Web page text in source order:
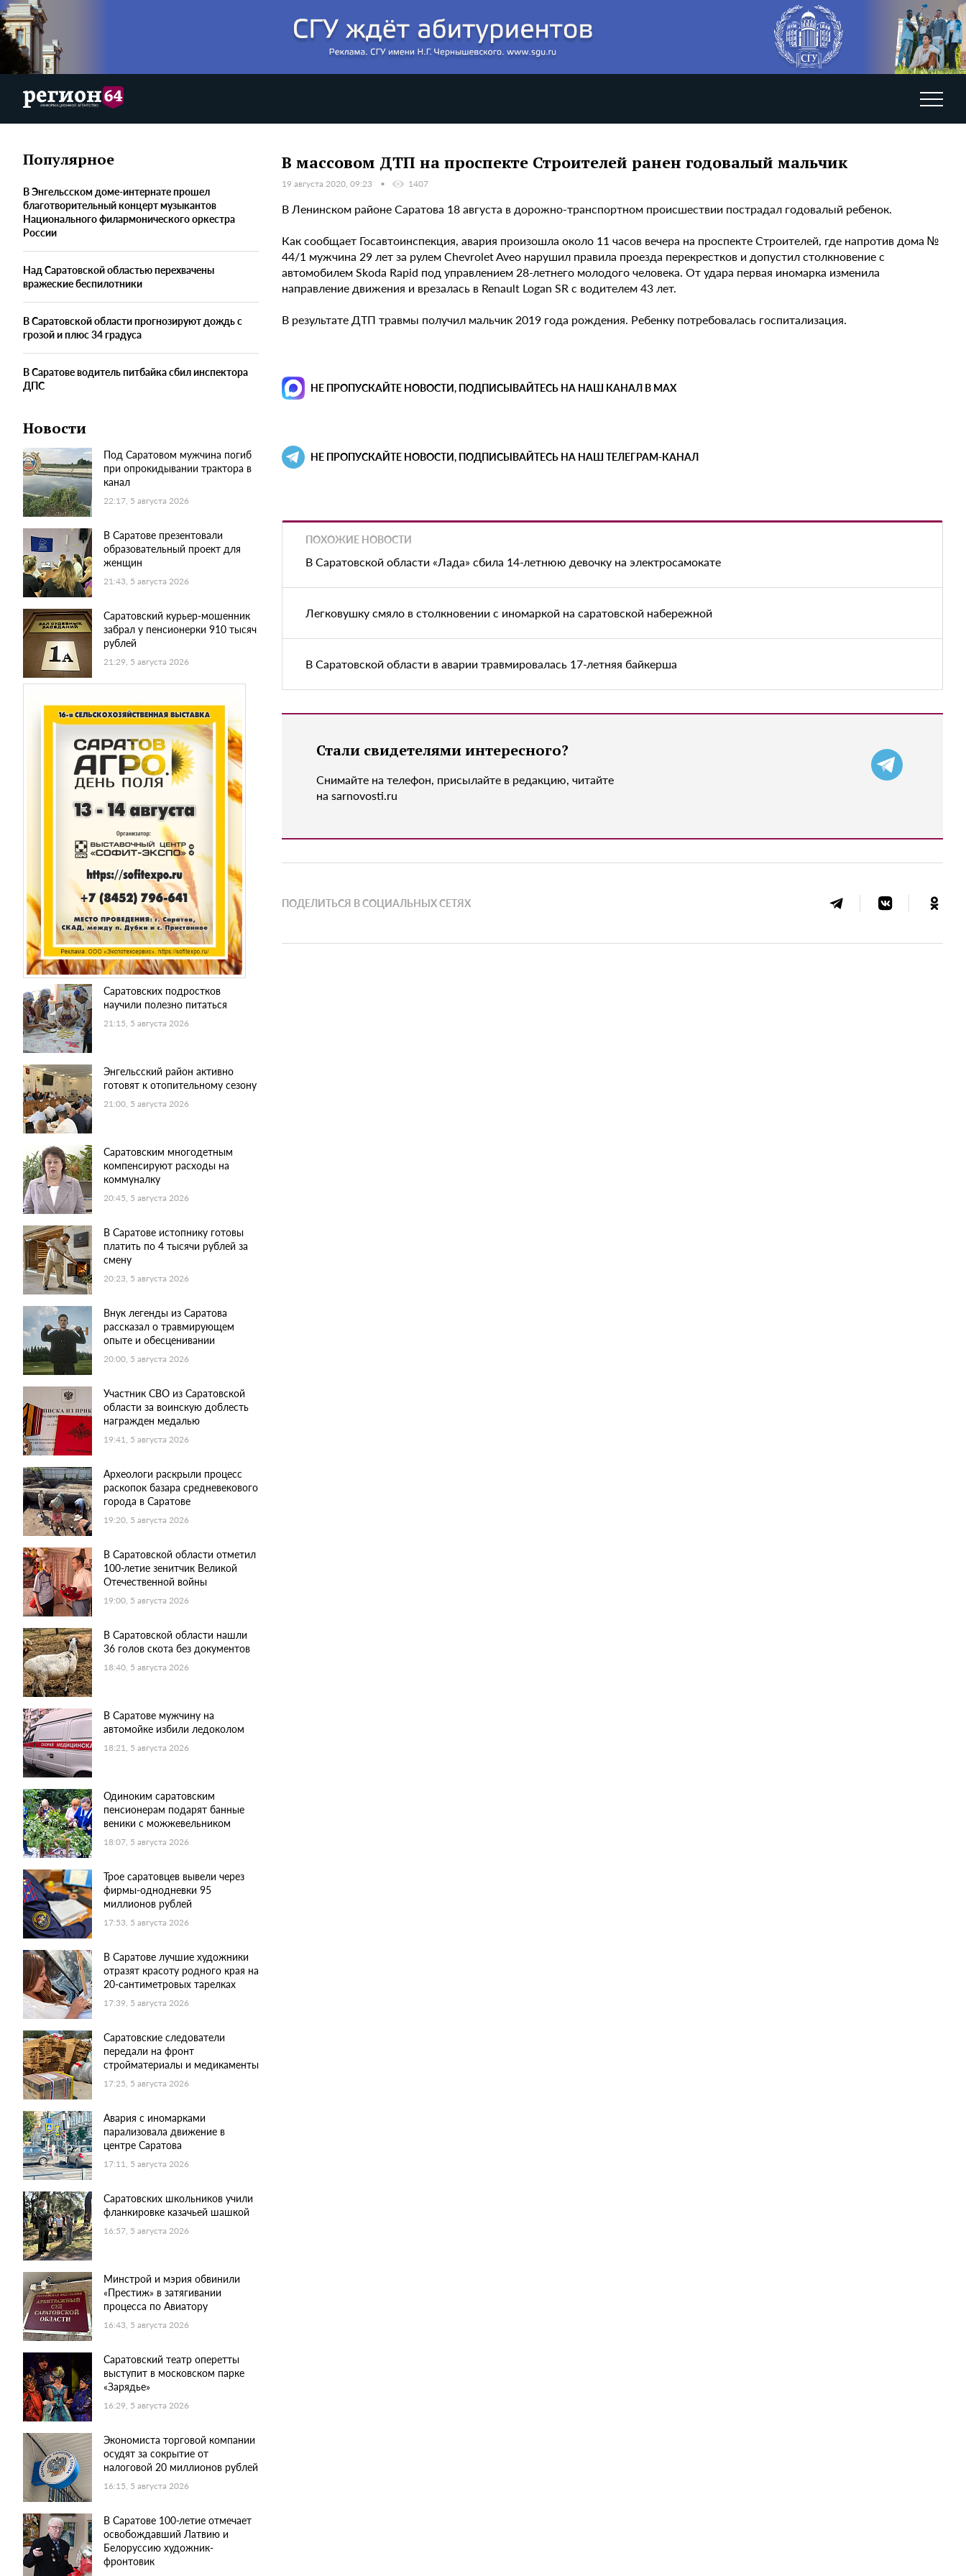
Популярное
В Энгельсском доме-интернате прошел
благотворительный концерт музыкантов
Национального филармонического оркестра
России
Над Саратовской областью перехвачены
вражеские беспилотники
В Саратовской области прогнозируют дождь с
грозой и плюс 34 градуса
В Саратове водитель питбайка сбил инспектора
ДПС
Новости
Под Саратовом мужчина погиб
при опрокидывании трактора в
канал
22:17, 5 августа 2026
В Саратове презентовали
образовательный проект для
женщин
21:43, 5 августа 2026
Саратовский курьер-мошенник
забрал у пенсионерки 910 тысяч
рублей
21:29, 5 августа 2026
Саратовских подростков
научили полезно питаться
21:15, 5 августа 2026
Энгельсский район активно
готовят к отопительному сезону
21:00, 5 августа 2026
Саратовским многодетным
компенсируют расходы на
коммуналку
20:45, 5 августа 2026
В Саратове истопнику готовы
платить по 4 тысячи рублей за
смену
20:23, 5 августа 2026
Внук легенды из Саратова
рассказал о травмирующем
опыте и обесценивании
20:00, 5 августа 2026
Участник СВО из Саратовской
области за воинскую доблесть
награжден медалью
19:41, 5 августа 2026
Археологи раскрыли процесс
раскопок базара средневекового
города в Саратове
19:20, 5 августа 2026
В Саратовской области отметил
100-летие зенитчик Великой
Отечественной войны
19:00, 5 августа 2026
В Саратовской области нашли
36 голов скота без документов
18:40, 5 августа 2026
В Саратове мужчину на
автомойке избили ледоколом
18:21, 5 августа 2026
Одиноким саратовским
пенсионерам подарят банные
веники с можжевельником
18:07, 5 августа 2026
Трое саратовцев вывели через
фирмы-однодневки 95
миллионов рублей
17:53, 5 августа 2026
В Саратове лучшие художники
отразят красоту родного края на
20-сантиметровых тарелках
17:39, 5 августа 2026
Саратовские следователи
передали на фронт
стройматериалы и медикаменты
17:25, 5 августа 2026
Авария с иномарками
парализовала движение в
центре Саратова
17:11, 5 августа 2026
Саратовских школьников учили
фланкировке казачьей шашкой
16:57, 5 августа 2026
Минстрой и мэрия обвинили
«Престиж» в затягивании
процесса по Авиатору
16:43, 5 августа 2026
Саратовский театр оперетты
выступит в московском парке
«Зарядье»
16:29, 5 августа 2026
Экономиста торговой компании
осудят за сокрытие от
налоговой 20 миллионов рублей
16:15, 5 августа 2026
В Саратове 100-летие отмечает
освобождавший Латвию и
Белоруссию художник-
фронтовик
В массовом ДТП на проспекте Строителей ранен годовалый мальчик
19 августа 2020, 09:23 1407
В Ленинском районе Саратова 18 августа в дорожно-транспортном происшествии пострадал годовалый ребенок.
Как сообщает Госавтоинспекция, авария произошла около 11 часов вечера на проспекте Строителей, где напротив дома №
44/1 мужчина 29 лет за рулем Chevrolet Aveo нарушил правила проезда перекрестков и допустил столкновение с
автомобилем Skoda Rapid под управлением 28-летнего молодого человека. От удара первая иномарка изменила
направление движения и врезалась в Renault Logan SR с водителем 43 лет.
В результате ДТП травмы получил мальчик 2019 года рождения. Ребенку потребовалась госпитализация.
НЕ ПРОПУСКАЙТЕ НОВОСТИ, ПОДПИСЫВАЙТЕСЬ НА НАШ КАНАЛ В MAX
НЕ ПРОПУСКАЙТЕ НОВОСТИ, ПОДПИСЫВАЙТЕСЬ НА НАШ ТЕЛЕГРАМ-КАНАЛ
ПОХОЖИЕ НОВОСТИ
В Саратовской области «Лада» сбила 14-летнюю девочку на электросамокате
Легковушку смяло в столкновении с иномаркой на саратовской набережной
В Саратовской области в аварии травмировалась 17-летняя байкерша
Стали свидетелями интересного?
Снимайте на телефон, присылайте в редакцию, читайте
на sarnovosti.ru
ПОДЕЛИТЬСЯ В СОЦИАЛЬНЫХ СЕТЯХ